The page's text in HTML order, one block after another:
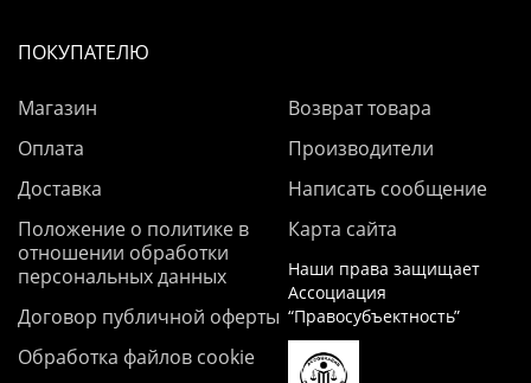
ПОКУПАТЕЛЮ
Магазин
Оплата
Доставка
Положение о политике в
отношении обработки
персональных данных
Договор публичной оферты
Обработка файлов cookie
Возврат товара
Производители
Написать сообщение
Карта сайта
Наши права защищает
Ассоциация
“Правосубъектность”